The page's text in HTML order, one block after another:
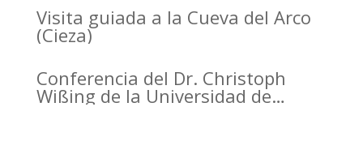
Visita guiada a la Cueva del Arco
(Cieza)
Conferencia del Dr. Christoph
Wißing de la Universidad de